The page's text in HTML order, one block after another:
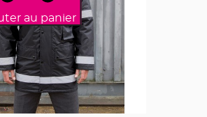
au panier